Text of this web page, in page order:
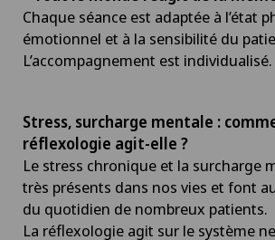
Chaque séance est adaptée à l’état
émotionnel et à la sensibilité du
L’accompagnement est individualisé.
Stress, surcharge mentale :
réflexologie agit-elle ?
Le stress chronique et la surcharge
très présents dans nos vies et font
du quotidien de nombreux patients.
La réflexologie agit sur le système